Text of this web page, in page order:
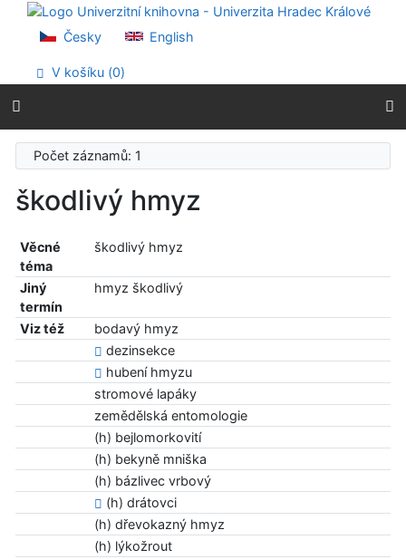
Přejít na obsah
Přejít na menu
Prohlášení o webové přístupnosti
Česky English
V košíku (0)
Počet záznamů: 1
škodlivý hmyz
Věcné
téma
škodlivý hmyz
Jiný
termín
hmyz škodlivý
Viz též
bodavý hmyz
dezinsekce
hubení hmyzu
stromové lapáky
zemědělská entomologie
(h) bejlomorkovití
(h) bekyně mniška
(h) bázlivec vrbový
(h) drátovci
(h) dřevokazný hmyz
(h) lýkožrout